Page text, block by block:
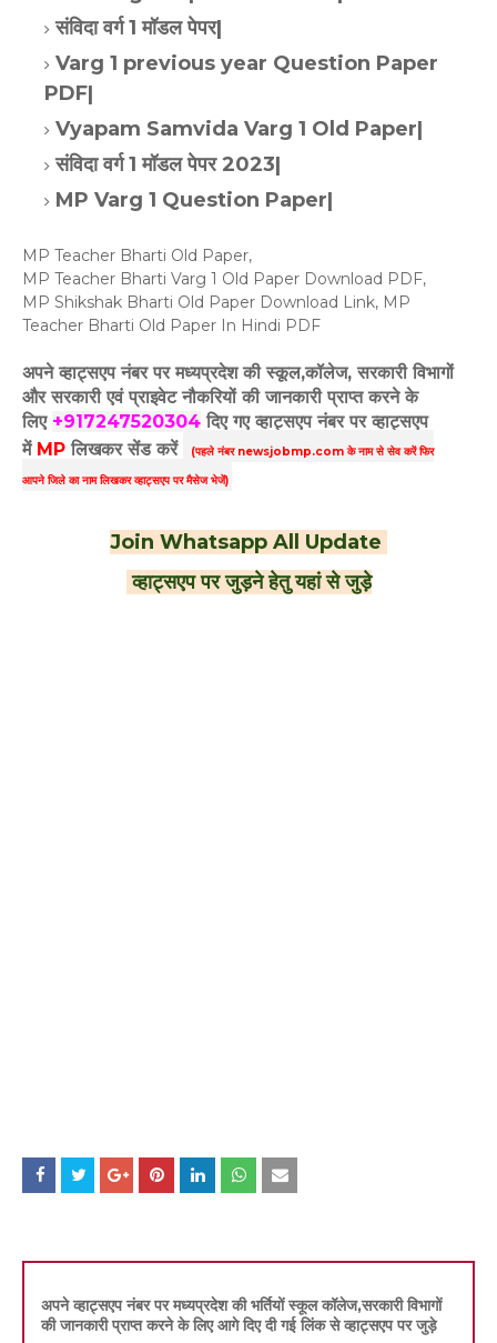
संविदा वर्ग 1 मॉडल पेपर|
Varg 1 previous year Question Paper
PDF|
Vyapam Samvida Varg 1 Old Paper|
संविदा वर्ग 1 मॉडल पेपर 2023|
MP Varg 1 Question Paper|
MP Teacher Bharti Old Paper,
MP Teacher Bharti Varg 1 Old Paper Download PDF,
MP Shikshak Bharti Old Paper Download Link, MP
Teacher Bharti Old Paper In Hindi PDF
अपने व्हाट्सएप नंबर पर मध्यप्रदेश की स्कूल,कॉलेज, सरकारी विभागों
और सरकारी एवं प्राइवेट नौकरियों की जानकारी प्राप्त करने के
लिए +917247520304 दिए गएव्हाट्सएपनंबर पर व्हाट्सएप
में MP लिखकर सेंड करें
(पहले नंबर newsjobmp.com के नाम से सेव करें फिर
आपनेजिले का नाम लिखकर व्हाट्सएप पर मैसेज भेजें)
Join Whatsapp All Update
व्हाट्सएप पर जुड़ने हेतु यहां से जुड़े
अपने व्हाट्सएप नंबर पर मध्यप्रदेश की भर्तियों स्कूल कॉलेज,सरकारी विभागों
की जानकारी प्राप्त करने के लिए आगे दिए दी गई लिंक से व्हाट्सएप पर जुड़े